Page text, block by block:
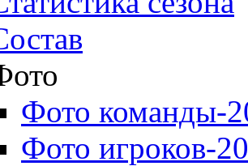
Фото команды-
Фото игроков-